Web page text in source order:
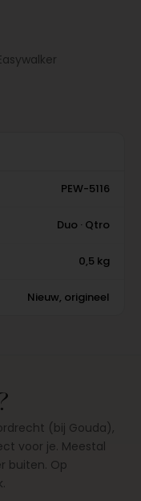
PEW-5116
Duo · Qtro
0,5 kg
Nieuw, origineel
(bij Gouda),
voor je. Meestal
buiten. Op